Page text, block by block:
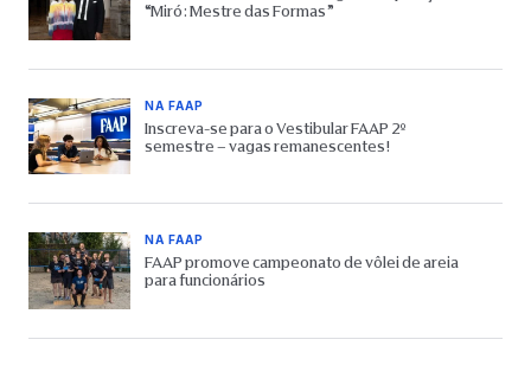
“Miró: Mestre das Formas”
NA FAAP
Inscreva-se para o Vestibular FAAP 2º
semestre – vagas remanescentes!
NA FAAP
FAAP promove campeonato de vôlei de areia
para funcionários